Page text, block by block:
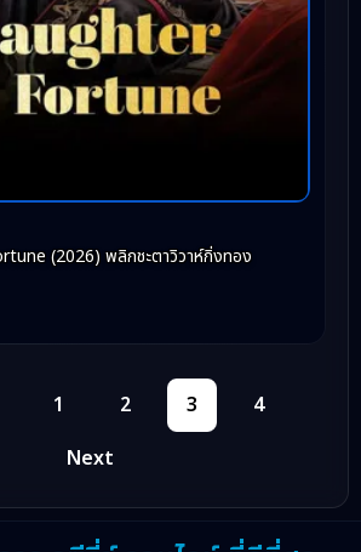
(2026) พลิกชะตาวิวาห์กิ่งทอง
1 2 3
4
Next